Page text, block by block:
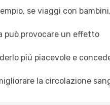
se viaggi con bambini,
può provocare un effetto
piú piacevole e
la circolazione